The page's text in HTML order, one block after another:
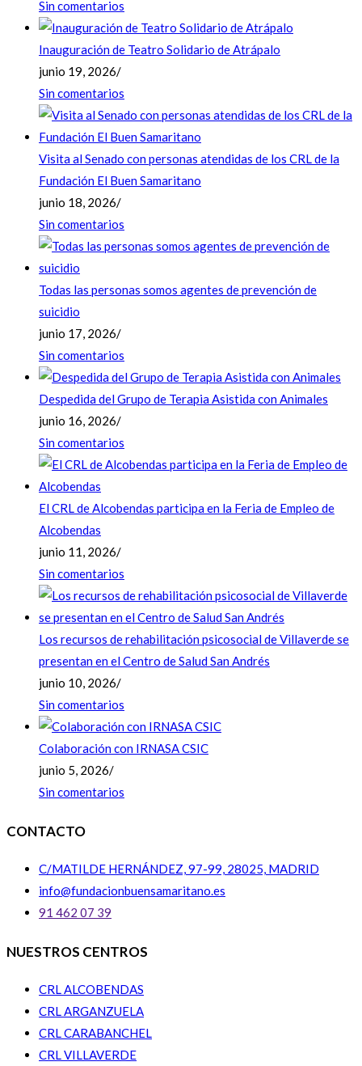
Sin comentarios
Inauguración de Teatro Solidario de Atrápalo
junio 19, 2026/
Sin comentarios
Visita al Senado con personas atendidas de los CRL de la
Fundación El Buen Samaritano
junio 18, 2026/
Sin comentarios
Todas las personas somos agentes de prevención de
suicidio
junio 17, 2026/
Sin comentarios
Despedida del Grupo de Terapia Asistida con Animales
junio 16, 2026/
Sin comentarios
El CRL de Alcobendas participa en la Feria de Empleo de
Alcobendas
junio 11, 2026/
Sin comentarios
Los recursos de rehabilitación psicosocial de Villaverde se
presentan en el Centro de Salud San Andrés
junio 10, 2026/
Sin comentarios
Colaboración con IRNASA CSIC
junio 5, 2026/
Sin comentarios
CONTACTO
C/MATILDE HERNÁNDEZ, 97-99, 28025, MADRID
info@fundacionbuensamaritano.es
91 462 07 39
NUESTROS CENTROS
CRL ALCOBENDAS
CRL ARGANZUELA
CRL CARABANCHEL
CRL VILLAVERDE